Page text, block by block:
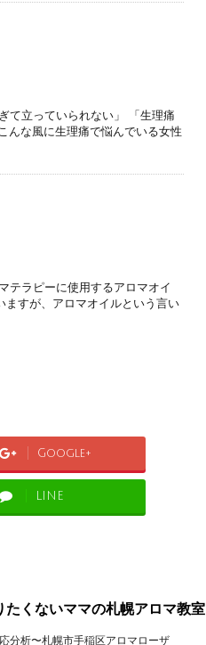
て立っていられない」 「生理痛
な風に生理痛で悩んでいる女性
テラピーに使用するアロマオイ
ますが、アロマオイルという言い
Google+
LINE
たくないママの札幌アロマ教室
分析〜札幌市手稲区アロマローザ